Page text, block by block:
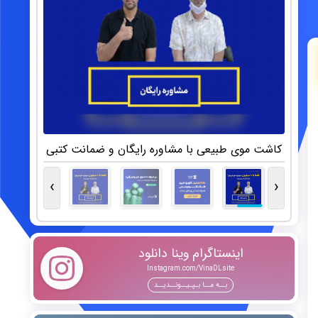
کاشت موی طبیعی با مشاوره رایگان و ضمانت کتبی
‹
›
اینستاگرام وینا دانلود
Instagram.com/VinaDLsite
بــه مــا بـپـیــونــدیــد